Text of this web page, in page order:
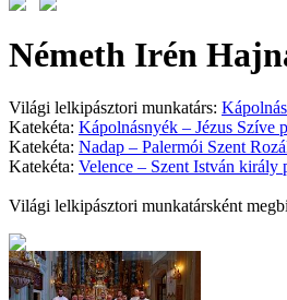
Németh Irén
Világi lelkipásztori munkatárs:
Katekéta: Kápolnásnyék – Jézus Szíve
Katekéta: Nadap – Palermói Szent
Katekéta: Velence – Szent István király
Világi lelkipásztori munkatársként